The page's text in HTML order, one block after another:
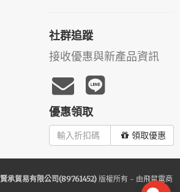
社群追蹤
接收優惠與新產品資訊
優惠領取
領取優惠
賢承貿易有限公司(89761452)版權所有 - 由飛鼠電商